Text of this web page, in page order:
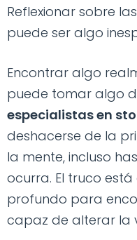
Reflexionar sobre
puede ser algo
Encontrar algo
puede tomar algo
especialistas en
deshacerse de la
la mente, incluso
ocurra. El truco
profundo para
capaz de alterar la